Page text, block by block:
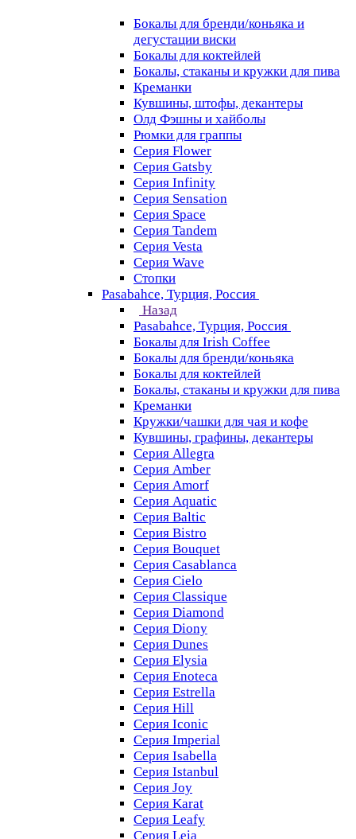
Бокалы для бренди/коньяка и
дегустации виски
Бокалы для коктейлей
Бокалы, стаканы и кружки для пива
Креманки
Кувшины, штофы, декантеры
Олд Фэшны и хайболы
Рюмки для граппы
Серия Flower
Серия Gatsby
Серия Infinity
Серия Sensation
Серия Space
Серия Tandem
Серия Vesta
Серия Wave
Стопки
Pasabahce, Турция, Россия
Назад
Pasabahce, Турция, Россия
Бокалы для Irish Coffee
Бокалы для бренди/коньяка
Бокалы для коктейлей
Бокалы, стаканы и кружки для пива
Креманки
Кружки/чашки для чая и кофе
Кувшины, графины, декантеры
Серия Allegra
Серия Amber
Серия Amorf
Серия Aquatic
Серия Baltic
Серия Bistro
Серия Bouquet
Серия Casablanсa
Серия Cielo
Серия Classique
Серия Diamond
Серия Diony
Серия Dunes
Серия Elysia
Серия Enoteca
Серия Estrella
Серия Hill
Серия Iconic
Серия Imperial
Серия Isabella
Серия Istanbul
Серия Joy
Серия Karat
Серия Leafy
Серия Leia